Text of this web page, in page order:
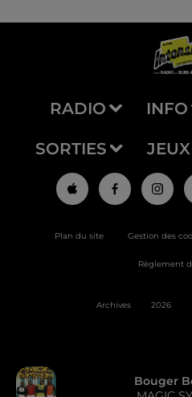
Bouger
RADIO INFO
SORTIES JEUX
Plan du site Gestion des
Règlement
Archives 2026